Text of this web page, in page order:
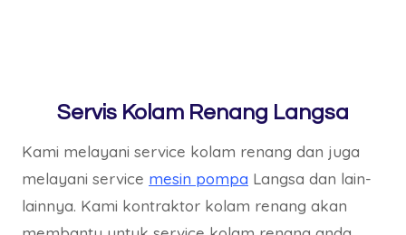
Servis Kolam Renang Langsa
Kami melayani service kolam renang dan juga
melayani service mesin pompa Langsa dan lain-
lainnya. Kami kontraktor kolam renang akan